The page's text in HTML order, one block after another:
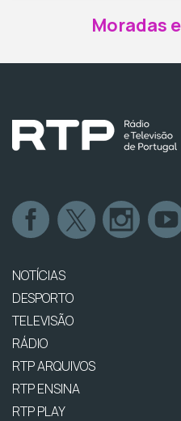
Moradas
NOTÍCIAS
DESPORTO
TELEVISÃO
RÁDIO
RTP ARQUIVOS
RTP ENSINA
RTP PLAY